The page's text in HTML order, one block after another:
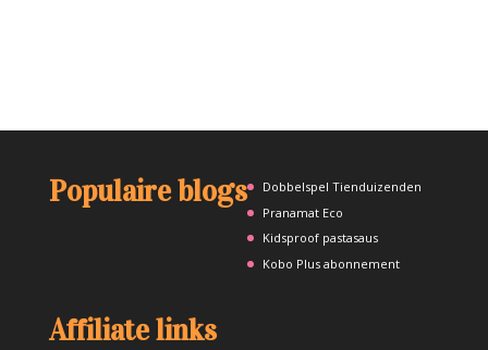
Populaire blogs
Dobbelspel Tienduizenden
Pranamat Eco
Kidsproof pastasaus
Kobo Plus abonnement
Affiliate links